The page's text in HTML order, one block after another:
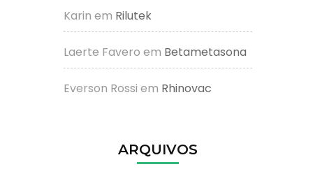
Karin em Rilutek
Laerte Favero em Betametasona
Everson Rossi em Rhinovac
ARQUIVOS